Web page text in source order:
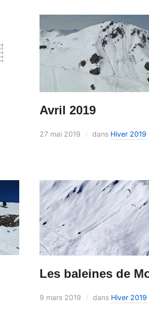
Avril 2019
27 mai 2019 dans Hiver 2019
Les baleines de
9 mars 2019 dans Hiver 2019